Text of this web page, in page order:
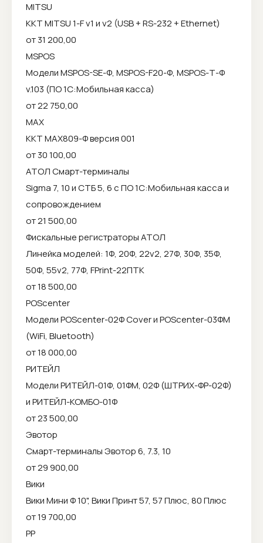
MITSU
ККТ MITSU 1-F v1 и v2 (USB + RS-232 + Ethernet)
от 31 200,00
MSPOS
Модели MSPOS-SЕ-Ф, MSPOS-F20-Ф, MSPOS-Т-Ф
v.103 (ПО 1С:Мобильная касса)
от 22 750,00
MAX
ККТ MAX809-Ф версия 001
от 30 100,00
АТОЛ Смарт-терминалы
Sigma 7, 10 и СТБ 5, 6 с ПО 1С:Мобильная касса и
сопровождением
от 21 500,00
Фискальные регистраторы АТОЛ
Линейка моделей: 1Ф, 20Ф, 22v2, 27Ф, 30Ф, 35Ф,
50Ф, 55v2, 77Ф, FPrint-22ПТК
от 18 500,00
POScenter
Модели POScenter-02Ф Cover и POScenter-03ФМ
(WiFi, Bluetooth)
от 18 000,00
РИТЕЙЛ
Модели РИТЕЙЛ-01Ф, 01ФМ, 02Ф (ШТРИХ-ФР-02Ф)
и РИТЕЙЛ-КОМБО-01Ф
от 23 500,00
Эвотор
Смарт-терминалы Эвотор 6, 7.3, 10
от 29 900,00
Вики
Вики Мини Ф 10", Вики Принт 57, 57 Плюс, 80 Плюс
от 19 700,00
РР